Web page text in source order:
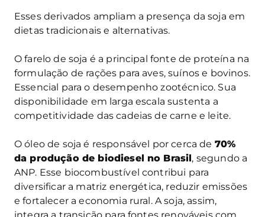
Esses derivados ampliam a presença da soja em
dietas tradicionais e alternativas.
O farelo de soja é a principal fonte de proteína na
formulação de rações para aves, suínos e bovinos.
Essencial para o desempenho zootécnico. Sua
disponibilidade em larga escala sustenta a
competitividade das cadeias de carne e leite.
O óleo de soja é responsável por cerca de 70%
da produção de biodiesel no Brasil, segundo a
ANP. Esse biocombustível contribui para
diversificar a matriz energética, reduzir emissões
e fortalecer a economia rural. A soja, assim,